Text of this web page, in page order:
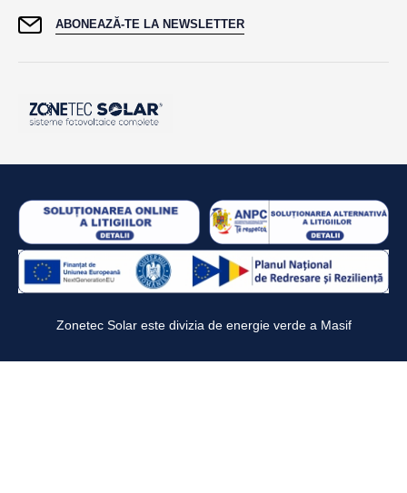
ABONEAZĂ-TE LA NEWSLETTER
Zonetec Solar este divizia de energie verde a Masif